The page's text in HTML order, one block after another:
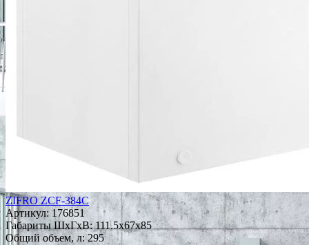
ZIFRO ZCF-384C
Артикул:176851
Габариты ШxГxВ: 111.5x67x85
Общий объем, л: 295